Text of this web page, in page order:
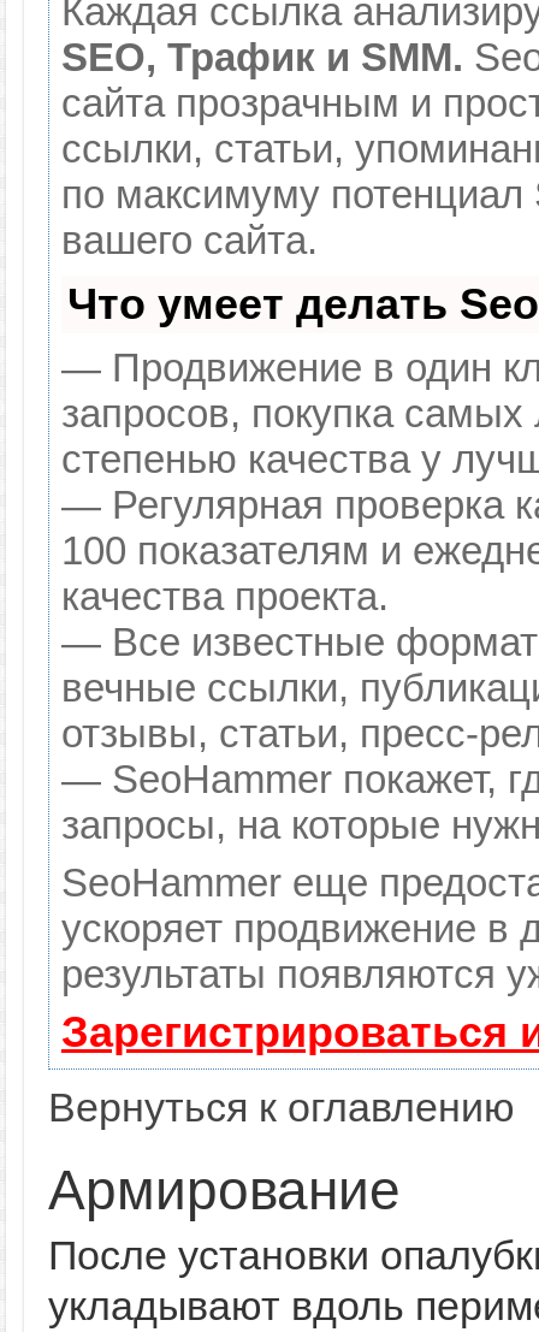
Каждая ссылка
SEO, Трафик и SMM.
сайта прозрачным и
ссылки, статьи,
по максимуму
вашего сайта.
Что умеет делать
— Продвижение в один
запросов, покупка
степенью качества у
— Регулярная проверка
100 показателям и
качества проекта.
— Все известные
вечные ссылки,
отзывы, статьи, пресс-
— SeoHammer покажет,
запросы, на которые
SeoHammer еще
ускоряет продвижение в
результаты появляются
Вернуться к оглавлению
Армирование
После установки
укладывают вдоль